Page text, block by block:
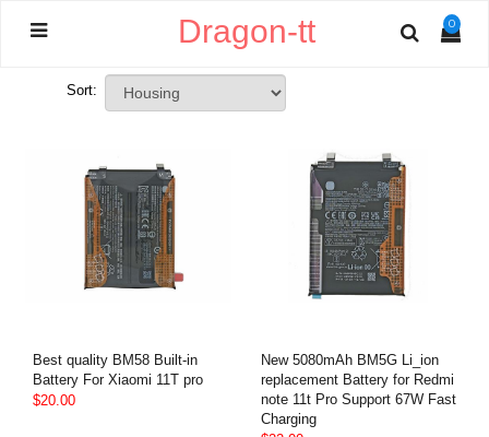
0
Dragon-tt
Sort:
Best quality BM58 Built-in
Battery For Xiaomi 11T pro
$20.00
New 5080mAh BM5G Li_ion
replacement Battery for Redmi
note 11t Pro Support 67W Fast
Charging